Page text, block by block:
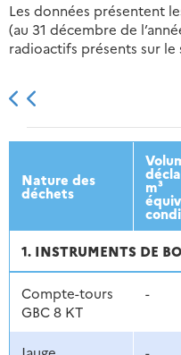
Les données présentent
(au 31 décembre de
radioactifs présents sur le
2013
Nature des
déchets m³
1. INSTRUMENTS DE
Compte-tours
GBC 8 KT
-